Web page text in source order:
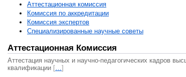
Аттестационная комисcия
Комиссия по аккредитации
Комиссия экспертов
Специализированные научные советы
Аттестационная Комиссия
Аттестация научных и научно-педагогических кадров
квалификации […]